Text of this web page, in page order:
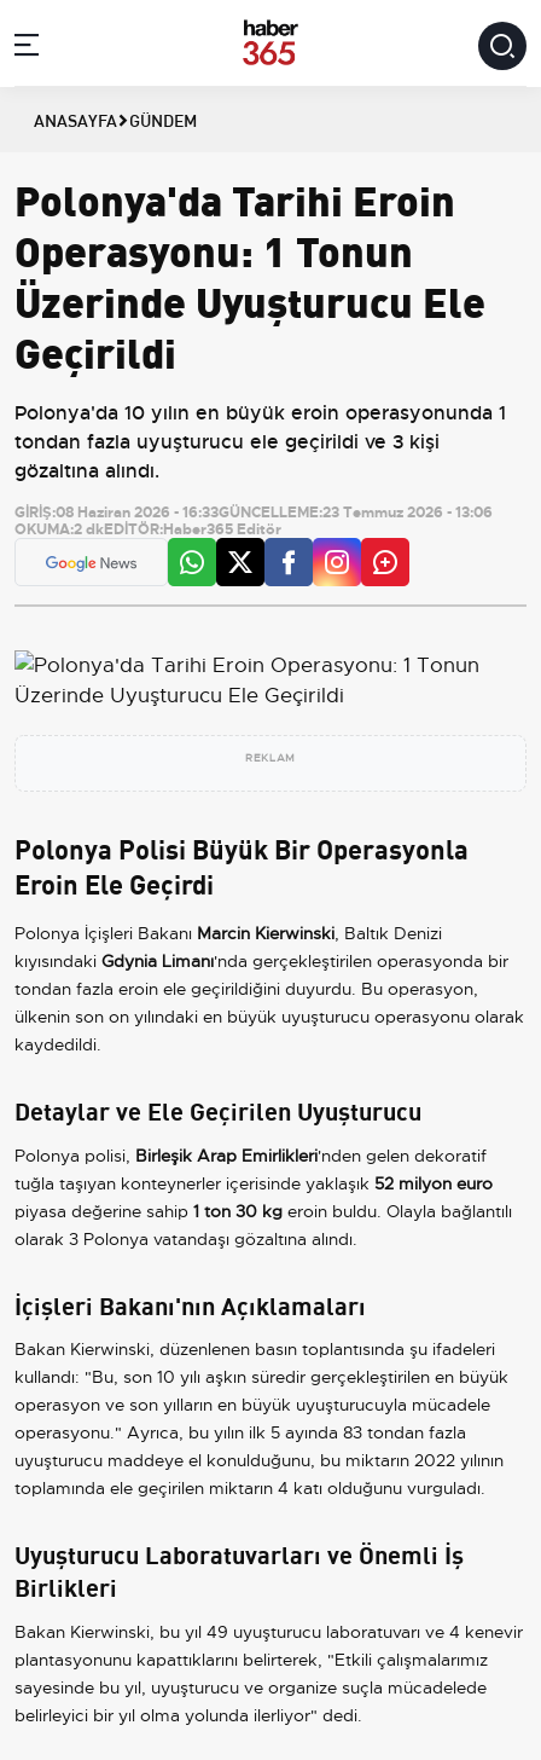
ANASAYFA GÜNDEM
Polonya'da Tarihi Eroin
Operasyonu: 1 Tonun
Üzerinde Uyuşturucu Ele
Geçirildi
Polonya'da 10 yılın en büyük eroin operasyonunda 1
tondan fazla uyuşturucu ele geçirildi ve 3 kişi
gözaltına alındı.
GİRİŞ:08 Haziran 2026 - 16:33GÜNCELLEME:23 Temmuz 2026 - 13:06
OKUMA:2 dkEDİTÖR:Haber365 Editör
REKLAM
Polonya Polisi Büyük Bir Operasyonla
Eroin Ele Geçirdi
Polonya İçişleri Bakanı Marcin Kierwinski, Baltık Denizi
kıyısındaki Gdynia Limanı'nda gerçekleştirilen operasyonda bir
tondan fazla eroin ele geçirildiğini duyurdu. Bu operasyon,
ülkenin son on yılındaki en büyük uyuşturucu operasyonu olarak
kaydedildi.
Detaylar ve Ele Geçirilen Uyuşturucu
Polonya polisi, Birleşik Arap Emirlikleri'nden gelen dekoratif
tuğla taşıyan konteynerler içerisinde yaklaşık 52 milyon euro
piyasa değerine sahip 1 ton 30 kg eroin buldu. Olayla bağlantılı
olarak 3 Polonya vatandaşı gözaltına alındı.
İçişleri Bakanı'nın Açıklamaları
Bakan Kierwinski, düzenlenen basın toplantısında şu ifadeleri
kullandı: "Bu, son 10 yılı aşkın süredir gerçekleştirilen en büyük
operasyon ve son yılların en büyük uyuşturucuyla mücadele
operasyonu." Ayrıca, bu yılın ilk 5 ayında 83 tondan fazla
uyuşturucu maddeye el konulduğunu, bu miktarın 2022 yılının
toplamında ele geçirilen miktarın 4 katı olduğunu vurguladı.
Uyuşturucu Laboratuvarları ve Önemli İş
Birlikleri
Bakan Kierwinski, bu yıl 49 uyuşturucu laboratuvarı ve 4 kenevir
plantasyonunu kapattıklarını belirterek, "Etkili çalışmalarımız
sayesinde bu yıl, uyuşturucu ve organize suçla mücadelede
belirleyici bir yıl olma yolunda ilerliyor" dedi.